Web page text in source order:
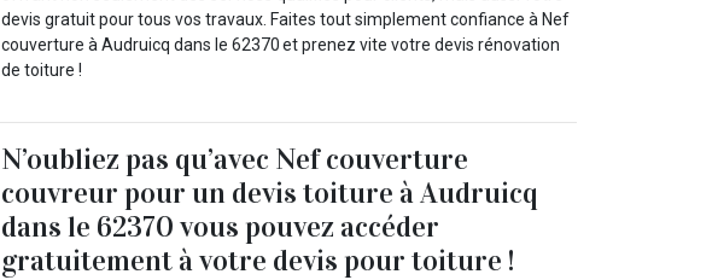
devis gratuit pour tous vos travaux. Faites tout simplement confiance à Nef
couverture à Audruicq dans le 62370 et prenez vite votre devis rénovation
de toiture !
N’oubliez pas qu’avec Nef couverture
couvreur pour un devis toiture à Audruicq
dans le 62370 vous pouvez accéder
gratuitement à votre devis pour toiture !